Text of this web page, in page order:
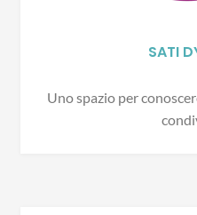
SATI
Uno spazio per